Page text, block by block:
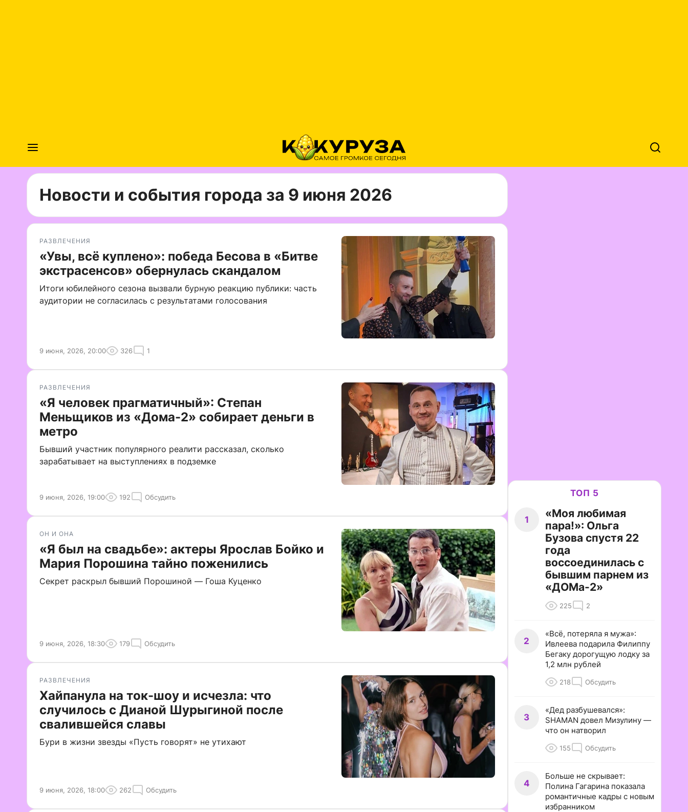
Новости и события города за 9 июня 2026
РАЗВЛЕЧЕНИЯ
«Увы, всё куплено»: победа Бесова в «Битве
экстрасенсов» обернулась скандалом
Итоги юбилейного сезона вызвали бурную реакцию публики: часть
аудитории не согласилась с результатами голосования
9 июня, 2026, 20:00 326 1
РАЗВЛЕЧЕНИЯ
«Я человек прагматичный»: Степан
Меньщиков из «Дома-2» собирает деньги в
метро
Бывший участник популярного реалити рассказал, сколько
зарабатывает на выступлениях в подземке
9 июня, 2026, 19:00 192 Обсудить
ОН И ОНА
«Я был на свадьбе»: актеры Ярослав Бойко и
Мария Порошина тайно поженились
Секрет раскрыл бывший Порошиной — Гоша Куценко
9 июня, 2026, 18:30 179 Обсудить
РАЗВЛЕЧЕНИЯ
Хайпанула на ток-шоу и исчезла: что
случилось с Дианой Шурыгиной после
свалившейся славы
Бури в жизни звезды «Пусть говорят» не утихают
9 июня, 2026, 18:00 262 Обсудить
ТОП 5
1
«Моя любимая
пара!»: Ольга
Бузова спустя 22
года
воссоединилась с
бывшим парнем из
«ДОМа-2»
225 2
2
«Всё, потеряла я мужа»:
Ивлеева подарила Филиппу
Бегаку дорогущую лодку за
1,2 млн рублей
218 Обсудить
3
«Дед разбушевался»:
SHAMAN довел Мизулину —
что он натворил
155 Обсудить
4
Больше не скрывает:
Полина Гагарина показала
романтичные кадры с новым
избранником